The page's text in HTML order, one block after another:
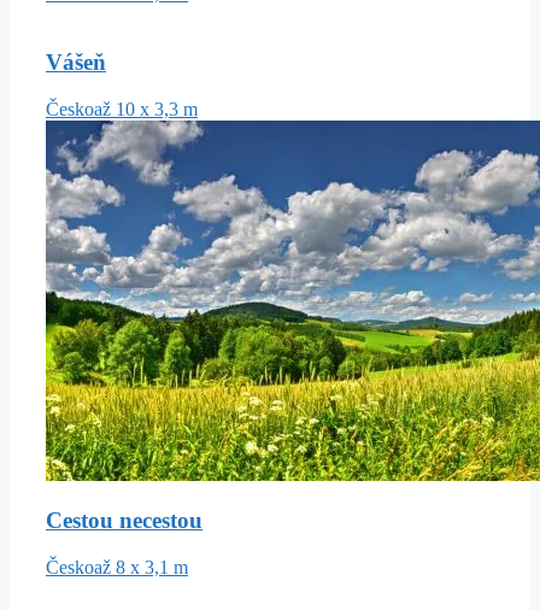
Vášeň
Českoaž 10 x 3,3 m
Cestou necestou
Českoaž 8 x 3,1 m